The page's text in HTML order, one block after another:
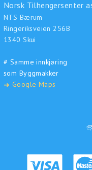
Norsk Tilhengersenter
NTS Bærum
Ringeriksveien 256B
1340 Skui
# Samme innkjøring
som Byggmakker
➜ Google Maps